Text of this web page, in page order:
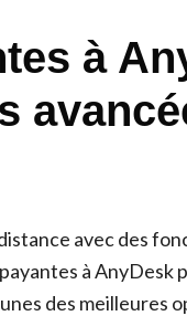
à
avec des
à AnyDesk
des meilleures